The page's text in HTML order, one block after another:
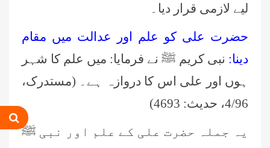
لیے لازمی قرار دیا۔
حضرت علی کو علم اور عدالت میں مقام
دینا: نبی کریم ﷺ نے فرمایا: میں علم کا شہر
ہوں اور علی اس کا دروازہ ہے۔ (مستدرک،
4/96، حدیث: 4693)
یہ جملہ حضرت علی کے علم اور نبی ﷺ